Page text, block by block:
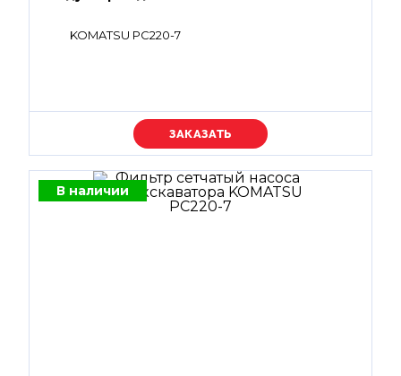
KOMATSU PC220-7
Уточняйте цену
В наличии